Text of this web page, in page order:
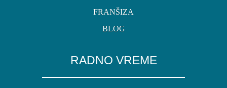
FRANŠIZA
BLOG
RADNO VREME